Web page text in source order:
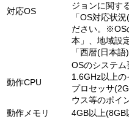
対応OS
ジョンに関す
「OS対応状
ださい。※OS
本」、地域設
「西暦(日本
動作CPU
OSのシステ
1.6GHz以上
プロセッサ
ウス等のポイ
動作メモリ
4GB以上(8GB